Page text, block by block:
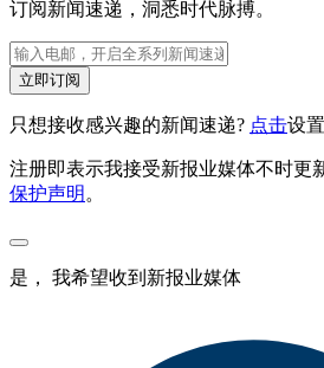
订阅新闻速递，洞悉时代脉搏。
立即订阅
只想接收感兴趣的新闻速递? 点击设
注册即表示我接受新报业媒体不时更
保护声明 。
是， 我希望收到新报业媒体